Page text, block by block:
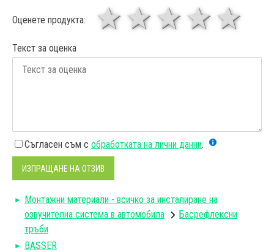
Оценете продукта: 4
3
звезди
1 звезда
Текст за оценка
Съгласен съм с обработката на лични данни.
ИЗПРАЩАНЕ НА ОТЗИВ
Монтажни материали - всичко за инсталиране на
озвучителна система в автомобила
Басрефлексни
тръби
BASSER